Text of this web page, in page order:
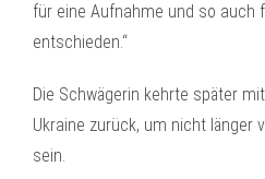
für eine Aufnahme und so auch
entschieden.“
Die Schwägerin kehrte später
Ukraine zurück, um nicht länger
sein.